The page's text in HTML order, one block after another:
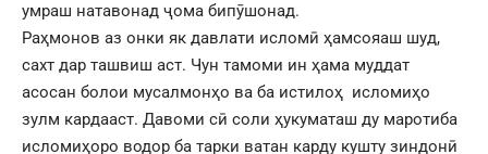
умраш натавонад ҷома бипӯшонад.
Раҳмонов аз онки як давлати исломӣ ҳамсояаш шуд,
сахт дар ташвиш аст. Чун тамоми ин ҳама муддат
асосан болои мусалмонҳо ва ба истилоҳ исломиҳо
зулм кардааст. Давоми сӣ соли ҳукуматаш ду маротиба
исломиҳоро водор ба тарки ватан карду кушту зиндонӣ